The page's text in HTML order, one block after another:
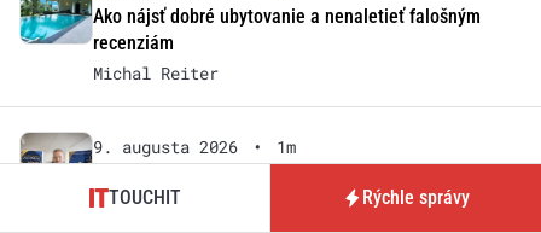
Ako nájsť dobré ubytovanie a nenaletieť falošným
recenziám
Michal Reiter
9. augusta 2026 •
1m
Redakcia TOUCHIT
TOUCHIT Rýchle správy